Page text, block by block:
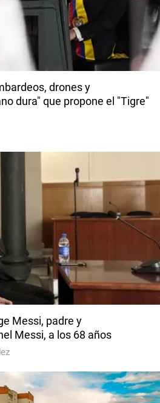
drones y
dura" que propone el "Tigre"
Messi, padre y
Messi, a los 68 años